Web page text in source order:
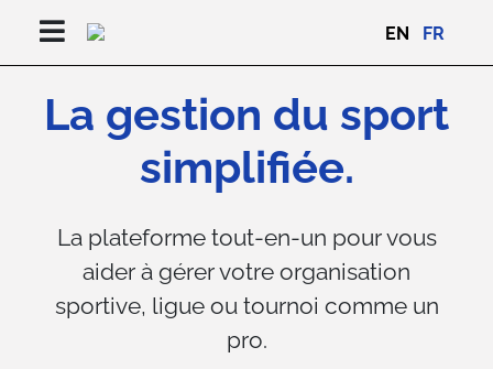
EN FR
La gestion du sport
simplifiée.
La plateforme tout-en-un pour vous
aider à gérer votre organisation
sportive, ligue ou tournoi comme un
pro.